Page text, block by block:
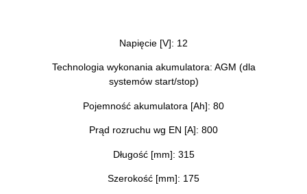
Napięcie [V]: 12
Technologia wykonania akumulatora: AGM (dla
systemów start/stop)
Pojemność akumulatora [Ah]: 80
Prąd rozruchu wg EN [A]: 800
Długość [mm]: 315
Szerokość [mm]: 175